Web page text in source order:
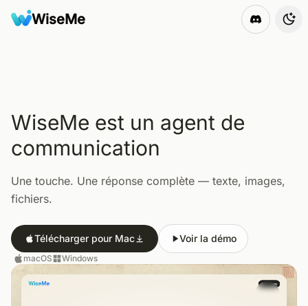
WiseMeWiseMe
WiseMe est un agent de
communication
Une touche. Une réponse complète — texte, images,
fichiers.
Télécharger pour Mac Voir la démo
macOS Windows